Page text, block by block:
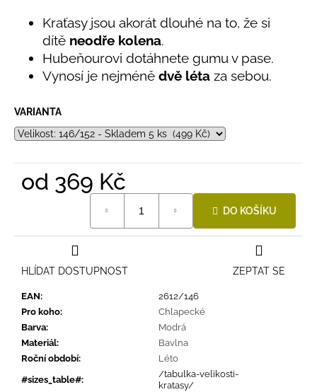
hvězdiček.
Kraťasy jsou akorát dlouhé na to, že si
dítě neodře kolena.
Hubeňourovi dotáhnete gumu v pase.
Vynosí je nejméně dvě léta za sebou.
VARIANTA
od 369 Kč
DO KOŠÍKU
EAN:
2612/146
Pro koho:
Chlapecké
Barva:
Modrá
Materiál:
Bavlna
Roční období:
Léto
#sizes_table#:
/tabulka-velikosti-
kratasy/
ZEPTAT SE
HLÍDAT DOSTUPNOST
BAMBUSOVÉ
TRIKO
PRUHY
MODRÉ
435